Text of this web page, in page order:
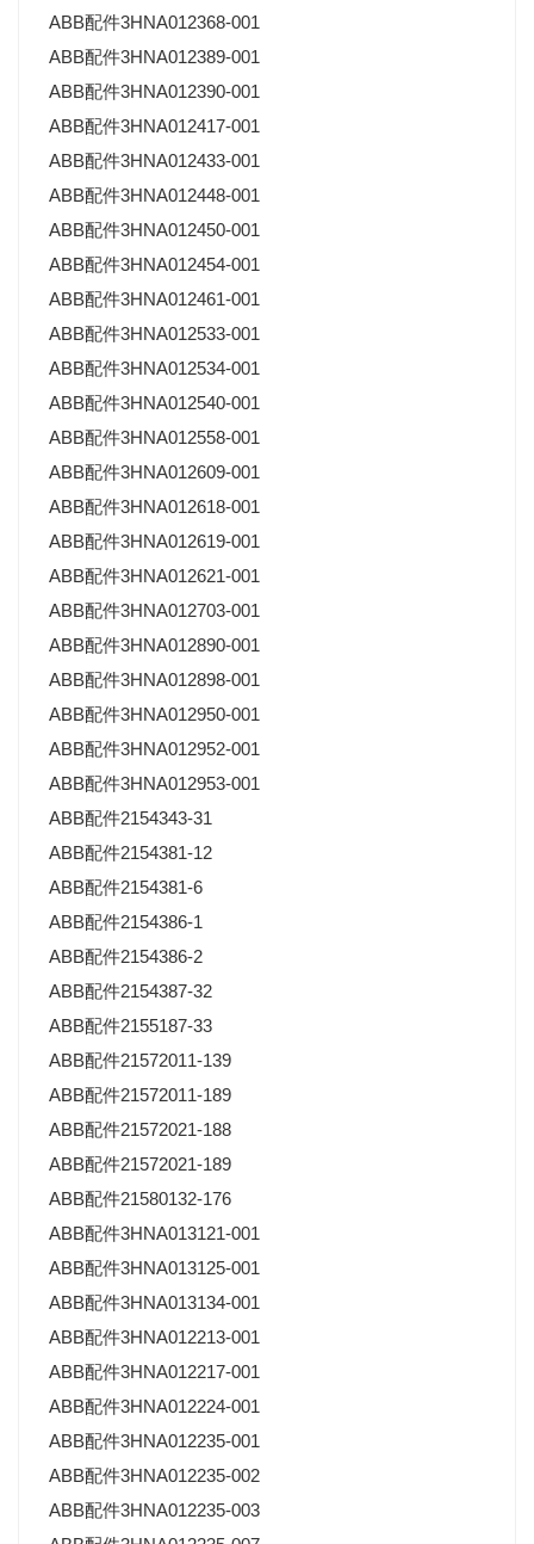
ABB配件3HNA012368-001
ABB配件3HNA012389-001
ABB配件3HNA012390-001
ABB配件3HNA012417-001
ABB配件3HNA012433-001
ABB配件3HNA012448-001
ABB配件3HNA012450-001
ABB配件3HNA012454-001
ABB配件3HNA012461-001
ABB配件3HNA012533-001
ABB配件3HNA012534-001
ABB配件3HNA012540-001
ABB配件3HNA012558-001
ABB配件3HNA012609-001
ABB配件3HNA012618-001
ABB配件3HNA012619-001
ABB配件3HNA012621-001
ABB配件3HNA012703-001
ABB配件3HNA012890-001
ABB配件3HNA012898-001
ABB配件3HNA012950-001
ABB配件3HNA012952-001
ABB配件3HNA012953-001
ABB配件2154343-31
ABB配件2154381-12
ABB配件2154381-6
ABB配件2154386-1
ABB配件2154386-2
ABB配件2154387-32
ABB配件2155187-33
ABB配件21572011-139
ABB配件21572011-189
ABB配件21572021-188
ABB配件21572021-189
ABB配件21580132-176
ABB配件3HNA013121-001
ABB配件3HNA013125-001
ABB配件3HNA013134-001
ABB配件3HNA012213-001
ABB配件3HNA012217-001
ABB配件3HNA012224-001
ABB配件3HNA012235-001
ABB配件3HNA012235-002
ABB配件3HNA012235-003